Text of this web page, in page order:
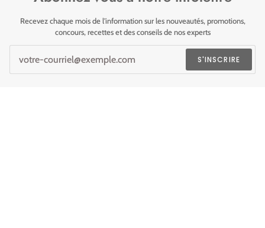
Recevez chaque mois de l'information sur les nouveautés, promotions,
concours, recettes et des conseils de nos experts
S'INSCRIRE